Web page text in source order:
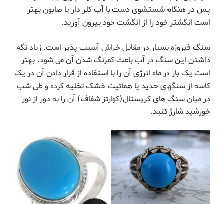
پس در هنگام شستشوی دست با آب کلر دار یا صابون بهتر
است انگشتر خود را از انگشت خود بیرون آورید.
سنگ فیروزه بسیار در مقابل خراش آسیب پذیر است. زیاد نگه
داشتن این سنگ در آب باعث کمرنگ شدن آن می شود. بهتر
است یک بار در ماه انرژی آن را با استفاده از قرار دادن آن در یک
کاسه از سنگهای حدید یا هماتیت خشک تخلیه کرده و طی شب
در میان سنگ های کریستال(کوارتز شفاف) آن را به دور از نور
خورشید شارژ کنید.